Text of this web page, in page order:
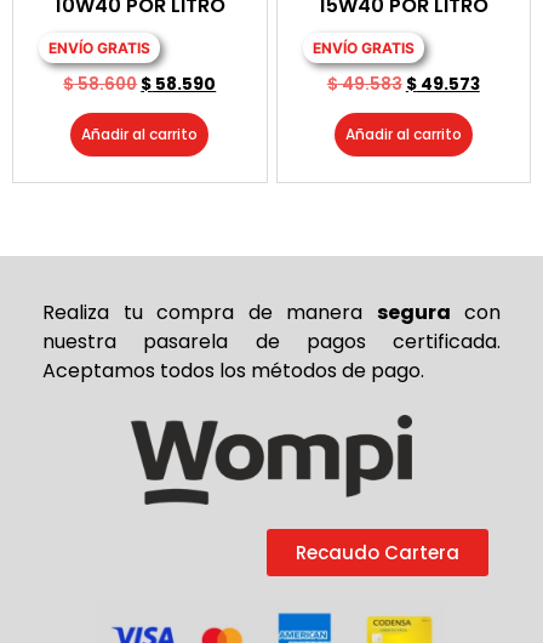
ENVÍO GRATIS
$58.600$ 58.590
Añadir al carrito
ENVÍO GRATIS
$49.583 $49.573
Añadir al carrito
Realiza tu compra de manera segura con
nuestra pasarela de pagos certificada.
Aceptamos todos los métodos de pago.
Recaudo Cartera